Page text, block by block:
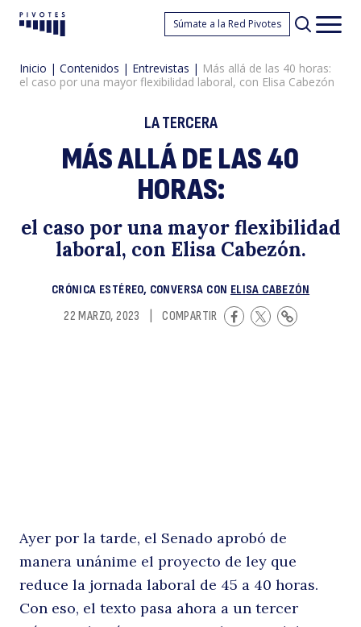
Pivotes Súmate a la Red Pivotes
Inicio | Contenidos | Entrevistas | Más allá de las 40 horas:
el caso por una mayor flexibilidad laboral, con Elisa Cabezón
LA TERCERA
MÁS ALLÁ DE LAS 40
HORAS:
el caso por una mayor flexibilidad
laboral, con Elisa Cabezón.
CRÓNICA ESTÉREO, CONVERSA CON ELISA CABEZÓN
22 MARZO, 2023
COMPARTIR
Ayer por la tarde, el Senado aprobó de
manera unánime el proyecto de ley que
reduce la jornada laboral de 45 a 40 horas.
Con eso, el texto pasa ahora a un tercer